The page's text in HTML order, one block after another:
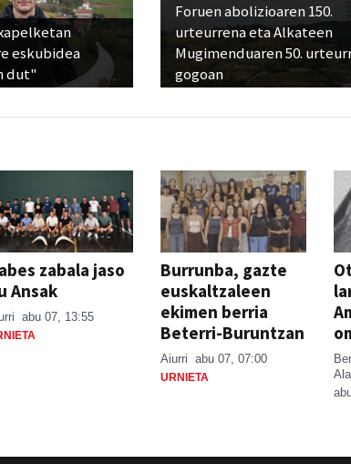
eskubidea
dut"
Foruen abolizioaren 150.
urteurrena eta Alkateen
Mugimenduaren 50.
gogoan
zabala jaso
Ansak
abu 07, 13:55
Burrunba, gazte
euskaltzaleen
ekimen berria
Beterri-Buruntzan
Aiurri abu 07, 07:00
URNIETA